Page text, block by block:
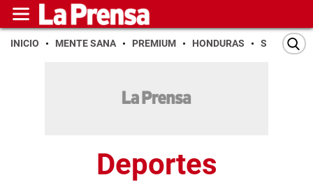
INICIO MENTE SANA PREMIUM HONDURAS SAN PEDRO
Deportes